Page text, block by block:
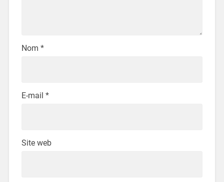
Nom *
E-mail *
Site web